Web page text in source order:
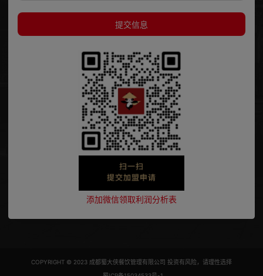
提交信息
添加微信领取利润分析表
COPYRIGHT © 2023 成都蜀大侠餐饮管理有限公司 投资有风险，请理性选择